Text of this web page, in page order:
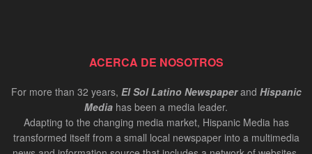
ACERCA DE NOSOTROS
For more than 32 years, El Sol Latino Newspaperand Hispanic
Media has been a media leader.
Adapting to the changing media market, Hispanic Media has
transformed itself from a small local newspaper into a multimedia